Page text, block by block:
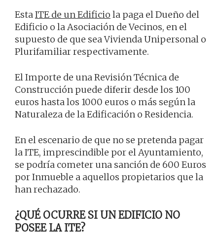
EstaITE de un Edificio la paga el Dueño del
Edificio o la Asociación de Vecinos, en el
supuesto de que sea Vivienda Unipersonal o
Plurifamiliar respectivamente.
El Importe de una Revisión Técnica de
Construcción puede diferir desde los 100
euros hasta los 1000 euros o más según la
Naturaleza de la Edificación o Residencia.
En el escenario de que no se pretenda pagar
la ITE, imprescindible por el Ayuntamiento,
se podría cometer una sanción de 600 Euros
por Inmueble a aquellos propietarios que la
han rechazado.
¿QUÉ OCURRE SI UN EDIFICIO NO
POSEE LA ITE?